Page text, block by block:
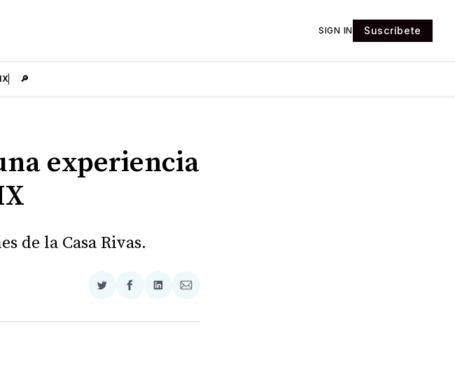
SIGN IN Suscríbete
🔎
experiencia
de la Casa Rivas.
Compartir
Twitter
Compartir
Facebook
Compartir
LinkedIn
Compartir
Email